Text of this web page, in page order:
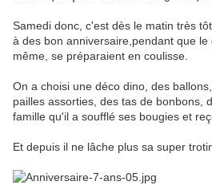
Samedi donc, c'est dès le matin très
à des bon anniversaire,pendant que
même, se préparaient en coulisse.
On a choisi une déco dino, des
pailles assorties, des tas de bonbons,
famille qu'il a soufflé ses bougies et
Et depuis il ne lâche plus sa super